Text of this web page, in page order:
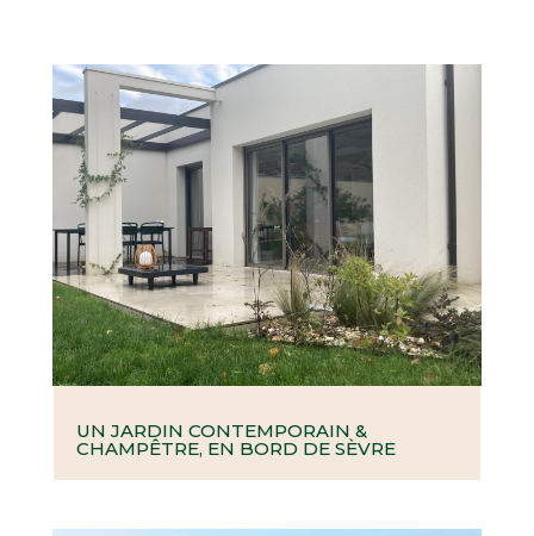
UN JARDIN CONTEMPORAIN &
CHAMPÊTRE, EN BORD DE SÈVRE